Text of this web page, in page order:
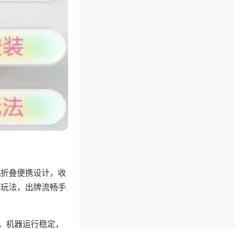
叠便携设计，收
法，出牌流畅手
器运行稳定，